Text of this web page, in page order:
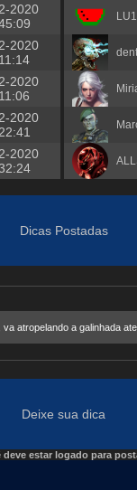
2020
2020
2020
2020
2020
Dicas Postadas
atropelando a galinhada
Deixe sua dica
deve estar logado para